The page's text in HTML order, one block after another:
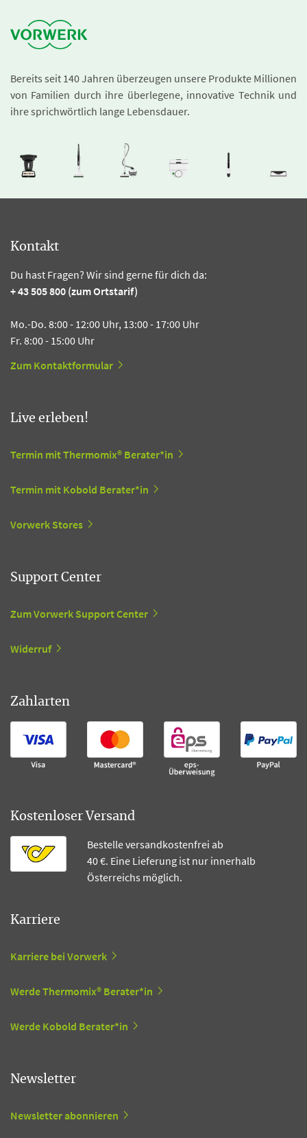
Bereits seit 140 Jahren überzeugen unsere Produkte Millionen
von Familien durch ihre überlegene, innovative Technik und
ihre sprichwörtlich lange Lebensdauer.
Kontakt
Du hast Fragen? Wir sind gerne für dich da:
+ 43 505 800 (zum Ortstarif)
Mo.-Do. 8:00 - 12:00 Uhr, 13:00 - 17:00 Uhr
Fr. 8:00 - 15:00 Uhr
Zum Kontaktformular
Live erleben!
Termin mit Thermomix® Berater*in
Termin mit Kobold Berater*in
Vorwerk Stores
Support Center
Zum Vorwerk Support Center
Widerruf
Zahlarten
Kostenloser Versand
Bestelle versandkostenfrei ab
40 €. Eine Lieferung ist nur innerhalb
Österreichs möglich.
Karriere
Karriere bei Vorwerk
Werde Thermomix® Berater*in
Werde Kobold Berater*in
Newsletter
Newsletter abonnieren